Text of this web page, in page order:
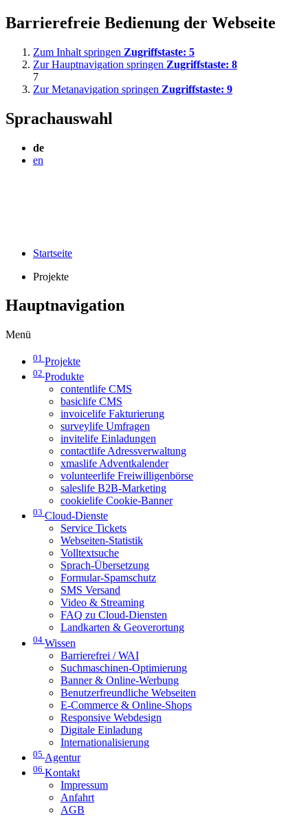
Barrierefreie Bedienung der Webseite
Zum Inhalt springen Zugriffstaste: 5
Zur Hauptnavigation springen Zugriffstaste: 8
7
Zur Metanavigation springen Zugriffstaste: 9
Sprachauswahl
de
en
Startseite
Projekte
Hauptnavigation
Menü
01 Projekte
02 Produkte
contentlife CMS
basiclife CMS
invoicelife Fakturierung
surveylife Umfragen
invitelife Einladungen
contactlife Adressverwaltung
xmaslife Adventkalender
volunteerlife Freiwilligenbörse
saleslife B2B-Marketing
cookielife Cookie-Banner
03 Cloud-Dienste
Service Tickets
Webseiten-Statistik
Volltextsuche
Sprach-Übersetzung
Formular-Spamschutz
SMS Versand
Video & Streaming
FAQ zu Cloud-Diensten
Landkarten & Geoverortung
04 Wissen
Barrierefrei / WAI
Suchmaschinen-Optimierung
Banner & Online-Werbung
Benutzerfreundliche Webseiten
E-Commerce & Online-Shops
Responsive Webdesign
Digitale Einladung
Internationalisierung
05 Agentur
06 Kontakt
Impressum
Anfahrt
AGB